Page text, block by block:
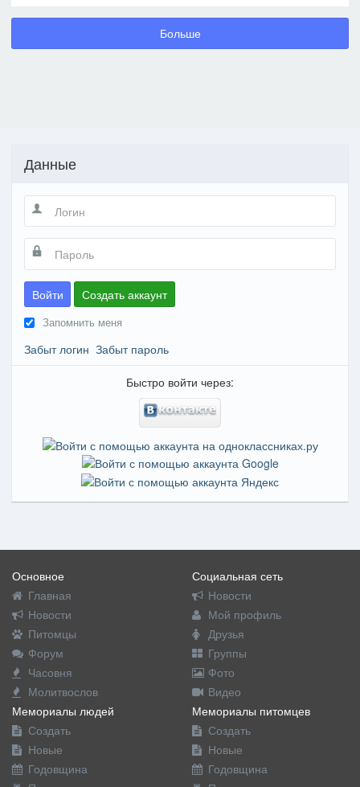
Больше
Данные
Войти Создать аккаунт
Запомнить меня
Забыт логин Забыт пароль
Быстро войти через:
Основное
Главная
Новости
Питомцы
Форум
Часовня
Молитвослов
Социальная сеть
Новости
Мой профиль
Друзья
Группы
Фото
Видео
Мемориалы людей
Создать
Новые
Годовщина
Мемориалы питомцев
Создать
Новые
Годовщина